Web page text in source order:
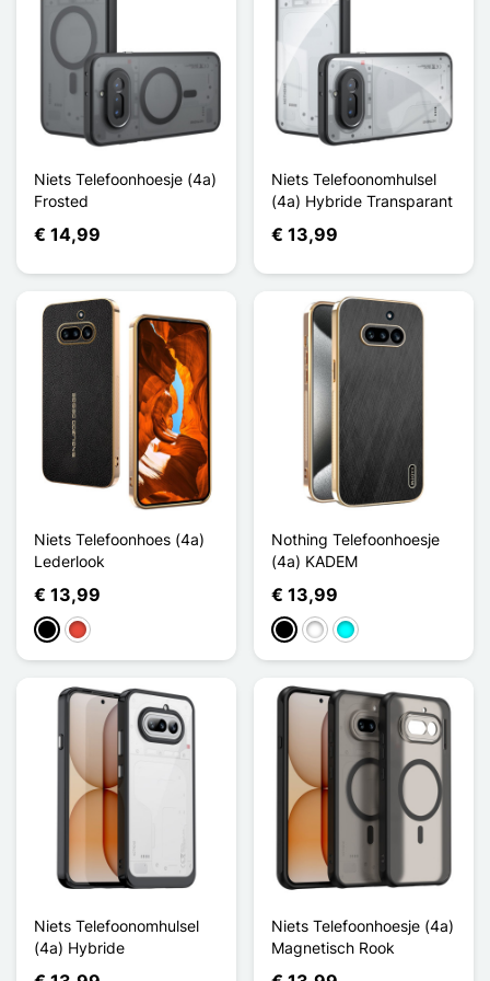
Niets Telefoonhoesje (4a)
Frosted
€ 14,99
Niets Telefoonomhulsel
(4a) Hybride Transparant
€ 13,99
Niets Telefoonhoes (4a)
Lederlook
€ 13,99
ZwartRood
Nothing Telefoonhoesje
(4a) KADEM
€ 13,99
ZwartWit Cyaan
Niets Telefoonomhulsel
(4a) Hybride
Niets Telefoonhoesje (4a)
Magnetisch Rook